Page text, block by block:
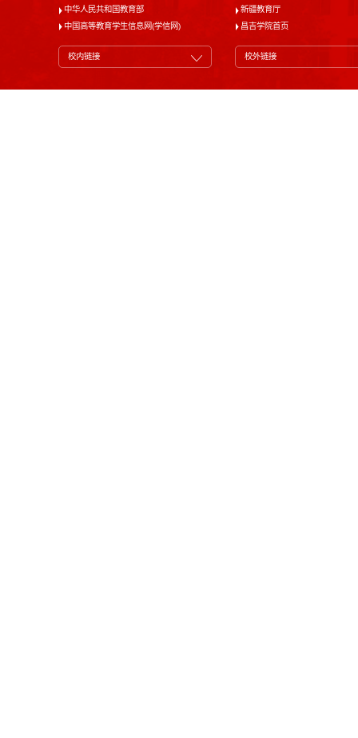
中华人民共和国教育部
新疆教育厅
中国高等教育学生信息网(学信网)
昌吉学院首页
校内链接 校外链接